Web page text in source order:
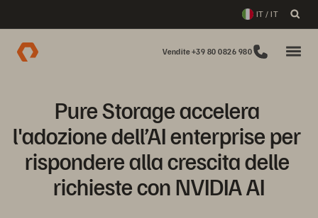
IT / IT
Vendite +39 80 0826 980
Pure Storage accelera
l'adozione dell’AI enterprise per
rispondere alla crescita delle
richieste con NVIDIA AI